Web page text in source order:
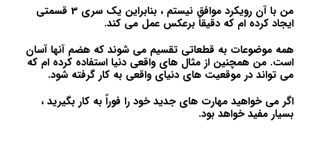
من با آن رویکرد موافق نیستم ، بنابراین یک سری 3 قسمتی
ایجاد کرده ام که دقیقاً برعکس عمل می کند.
همه موضوعات به قطعاتی تقسیم می شوند که هضم آنها آسان
است. من همچنین از مثال های واقعی دنیا استفاده کرده ام که
می تواند در موقعیت های دنیای واقعی به کار گرفته شود.
اگر می خواهید مهارت های جدید خود را فوراً به کار بگیرید ،
بسیار مفید خواهد بود.